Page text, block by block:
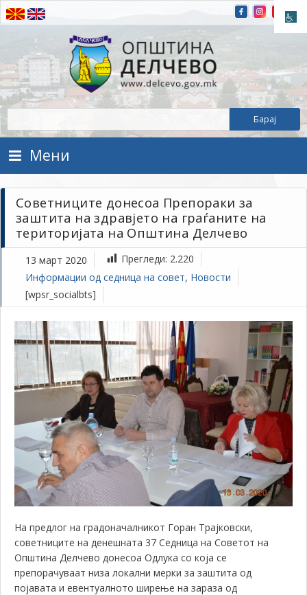
Прескокнете на содржината
Општина Делчево
Општина Делчево
Мени
Советниците донесоа Препораки за
заштита на здравјето на граѓаните на
територијата на Општина Делчево
13 март 2020 Прегледи: 2.220
Информации од седница на совет, Новости
[wpsr_socialbts]
На предлог на градоначалникот Горан Трајковски,
советниците на денешната 37 Седница на Советот на
Општина Делчево донесоа Одлука со која се
препорачуваат низа локални мерки за заштита од
појавата и евентуалното ширење на зараза од